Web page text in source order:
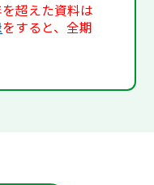
超えた資料は
をすると、全期